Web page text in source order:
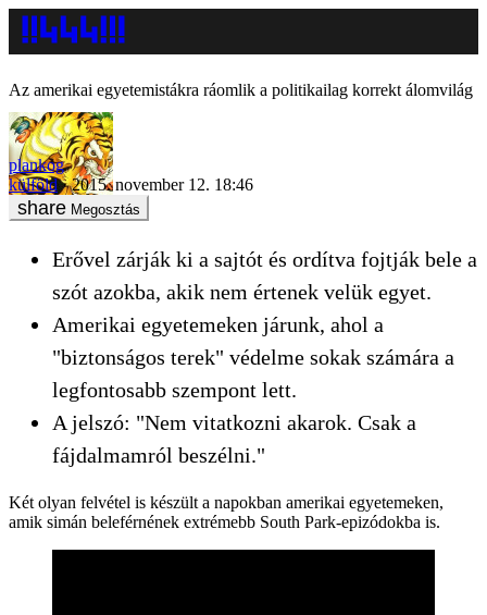
Az amerikai egyetemistákra ráomlik a politikailag korrekt álomvilág
plankog
külföld
2015. november 12. 18:46
Megosztás
Erővel zárják ki a sajtót és ordítva fojtják bele a
szót azokba, akik nem értenek velük egyet.
Amerikai egyetemeken járunk, ahol a
"biztonságos terek" védelme sokak számára a
legfontosabb szempont lett.
A jelszó: "Nem vitatkozni akarok. Csak a
fájdalmamról beszélni."
Két olyan felvétel is készült a napokban amerikai egyetemeken,
amik simán beleférnének extrémebb South Park-epizódokba is.